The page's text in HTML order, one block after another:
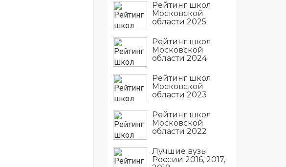
Рейтинг школ
Московской
области 2025
Рейтинг школ
Московской
области 2024
Рейтинг школ
Московской
области 2023
Рейтинг школ
Московской
области 2022
Лучшие вузы
России 2016, 2017,